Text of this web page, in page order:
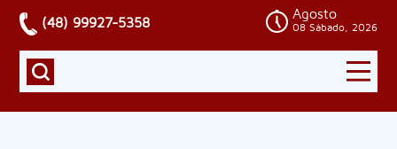
(48) 99927-5358
Agosto
08 Sábado, 2026